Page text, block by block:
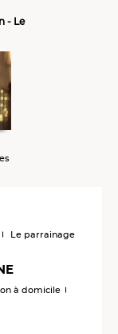
- Le
Le parrainage
à domicile